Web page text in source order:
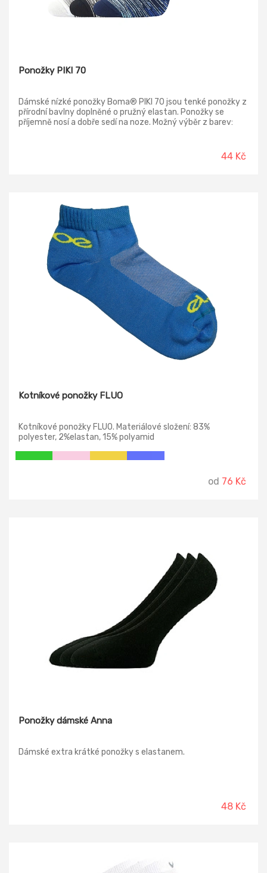
Ponožky PIKI 70
Dámské nízké ponožky Boma® PIKI 70 jsou tenké ponožky z
přírodní bavlny doplněné o pružný elastan. Ponožky se
příjemně nosí a dobře sedí na noze. Možný výběr z barev:
44 Kč
Kotníkové ponožky FLUO
Kotníkové ponožky FLUO. Materiálové složení: 83%
polyester, 2%elastan, 15% polyamid
od 76 Kč
Ponožky dámské Anna
Dámské extra krátké ponožky s elastanem.
48 Kč